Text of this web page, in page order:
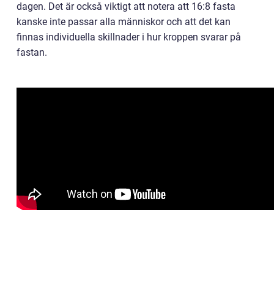
dagen. Det är också viktigt att notera att 16:8 fasta
kanske inte passar alla människor och att det kan
finnas individuella skillnader i hur kroppen svarar på
fastan.